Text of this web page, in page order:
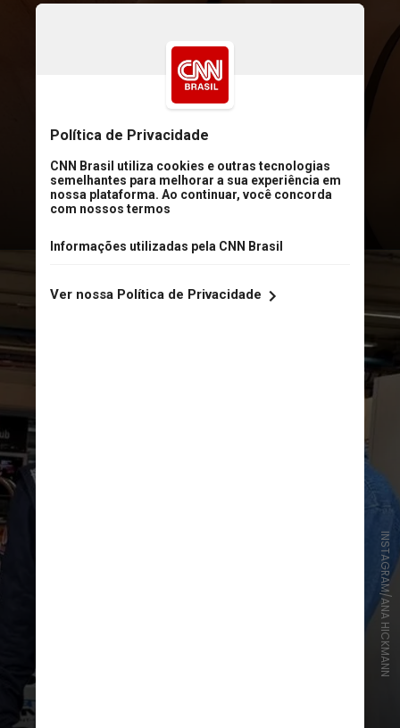
Quanto ao casamento religioso, a
apresentadora revelou que a
fazenda de Edu Guedes está em
obras, o que ainda não permite que
a cerimônia seja marcada
INSTAGRAM/ANA HICKMANN